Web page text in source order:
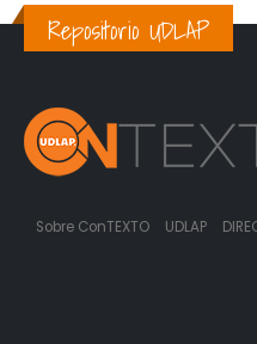
Repositorio UDLAP
Sobre ConTEXTO UDLAP